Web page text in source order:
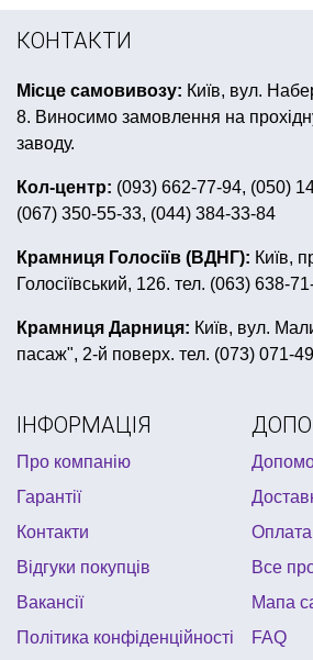
композиції з кульок на день
кульки повітряні
все для дня народження в стилі
купити все для день народження в
грим на хелловін
купити конфетті
капелюх відьми купити
з днем
карнавальні капелюхи циліндр
карнавальні капелюхи вимпел
повітряні кульки на день
оригінальні листівки купити
товари для дня народження
КОНТАКТИ
Місце самовивозу: Київ, вул.
8. Виносимо замовлення на
заводу.
Кол-центр: (093) 662-77-94, (050)
(067) 350-55-33, (044) 384-33-84
Крамниця Голосіїв (ВДНГ): Київ,
Голосіївський, 126. тел. (063) 638-
Крамниця Дарниця: Київ, вул.
пасаж", 2-й поверх. тел. (073) 071-
ІНФОРМАЦІЯ
Про компанію
Гарантії
Контакти
Відгуки покупців
Вакансії
Політика конфіденційності
Оплата
Все
Мапа
FAQ